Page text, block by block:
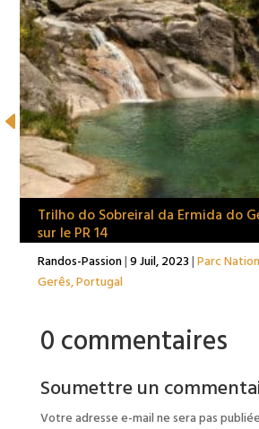
Trilho do Sobreiral da Ermida do
sur le PR 14
Randos-Passion| 9 Juil, 2023 | Parc
Gerês,Portugal
0 commentaires
Soumettre un
Votre adresse e-mail ne sera pas